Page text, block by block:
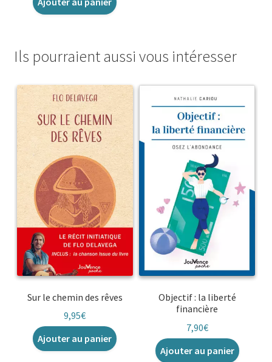
Ils pourraient aussi vous intéresser
Sur le chemin des rêves
9,95€
Ajouter au panier
Objectif : la liberté
financière
7,90€
Ajouter au panier